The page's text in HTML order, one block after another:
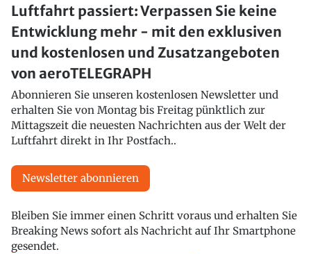
Luftfahrt passiert: Verpassen Sie keine
Entwicklung mehr - mit den exklusiven
und kostenlosen und Zusatzangeboten
von aeroTELEGRAPH
Abonnieren Sie unseren kostenlosen Newsletter und
erhalten Sie von Montag bis Freitag pünktlich zur
Mittagszeit die neuesten Nachrichten aus der Welt der
Luftfahrt direkt in Ihr Postfach..
Newsletter abonnieren
Bleiben Sie immer einen Schritt voraus und erhalten Sie
Breaking News sofort als Nachricht auf Ihr Smartphone
gesendet.